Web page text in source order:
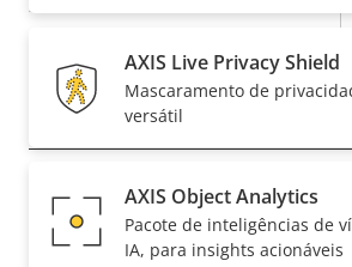
da
Rede
Descrição
da
propriedade
Valor da
propriedade
Classe de PoE
AXIS Live Privacy Shield
Mascaramento de
versátil
AXIS Object Analytics
Pacote de inteligências de
IA, para insights acionáveis